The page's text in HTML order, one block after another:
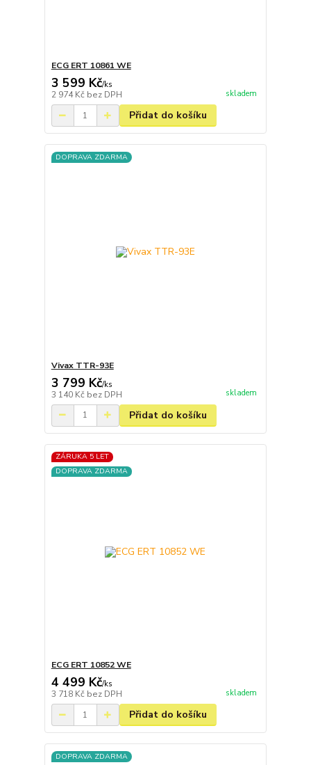
ECG ERT 10861 WE
3 599 Kč/ks
2 974 Kč bez DPH skladem
Přidat do košíku
DOPRAVA ZDARMA
Vivax TTR-93E
3 799 Kč/ks
3 140 Kč bez DPH skladem
Přidat do košíku
ZÁRUKA 5 LET
DOPRAVA ZDARMA
ECG ERT 10852 WE
4 499 Kč/ks
3 718 Kč bez DPH skladem
Přidat do košíku
DOPRAVA ZDARMA